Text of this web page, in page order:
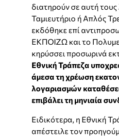
διατηρούν σε αυτή
Ταμιευτήριο ή Απλός
εκδόθηκε επί
ΕΚΠΟΙΖΩ και το
κηρύσσει προσωρινά
Εθνική Τράπεζα
άμεσα τη χρέωση
λογαριασμών
επιβάλει τη μηνιαία
Ειδικότερα, η Εθνική
απέστειλε τον